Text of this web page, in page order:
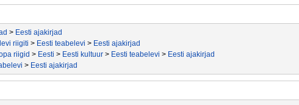
> Eesti ajakirjad
riigiti > Eesti teabelevi > Eesti ajakirjad
riigid > Eesti > Eesti kultuur > Eesti teabelevi > Eesti ajakirjad
> Eesti ajakirjad